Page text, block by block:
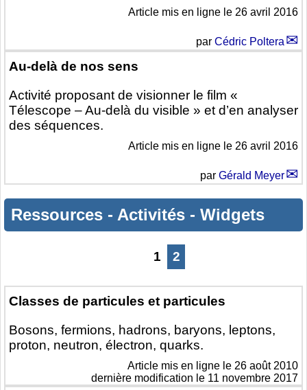
Article mis en ligne le 26 avril 2016
par Cédric Poltera
Au-delà de nos sens
Activité proposant de visionner le film «
Télescope – Au-delà du visible » et d’en analyser
des séquences.
Article mis en ligne le 26 avril 2016
par Gérald Meyer
Ressources - Activités - Widgets
1 2
Classes de particules et particules
Bosons, fermions, hadrons, baryons, leptons,
proton, neutron, électron, quarks.
Article mis en ligne le 26 août 2010
dernière modification le 11 novembre 2017